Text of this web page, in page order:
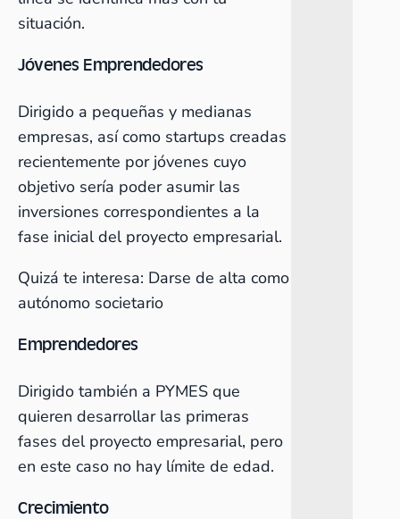
situación.
Jóvenes Emprendedores
Dirigido a pequeñas y medianas
empresas, así como startups creadas
recientemente por jóvenes cuyo
objetivo sería poder asumir las
inversiones correspondientes a la
fase inicial del proyecto empresarial.
Quizá te interesa: Darse de alta como
autónomo societario
Emprendedores
Dirigido también a PYMES que
quieren desarrollar las primeras
fases del proyecto empresarial, pero
en este caso no hay límite de edad.
Crecimiento